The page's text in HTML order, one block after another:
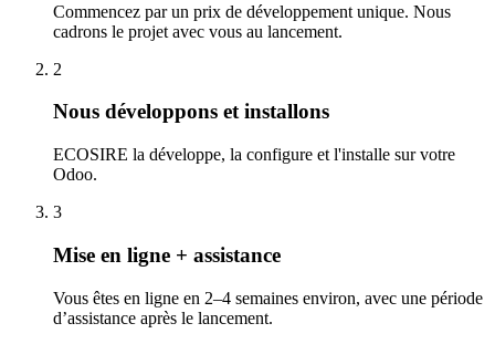
Commencez par un prix de développement unique. Nous
cadrons le projet avec vous au lancement.
2
Nous développons et installons
ECOSIRE la développe, la configure et l'installe sur votre
Odoo.
3
Mise en ligne + assistance
Vous êtes en ligne en 2–4 semaines environ, avec une période
d’assistance après le lancement.